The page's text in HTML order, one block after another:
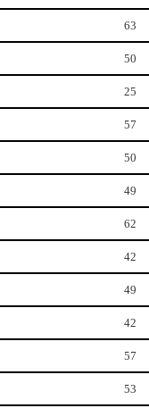
63
50
25
57
50
49
62
42
49
42
57
53